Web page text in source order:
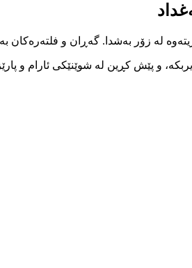
لە زۆر بەشدا. گەڕان و فلتەرەکان
و پێش کڕین لە شوێنێکی ئارام و